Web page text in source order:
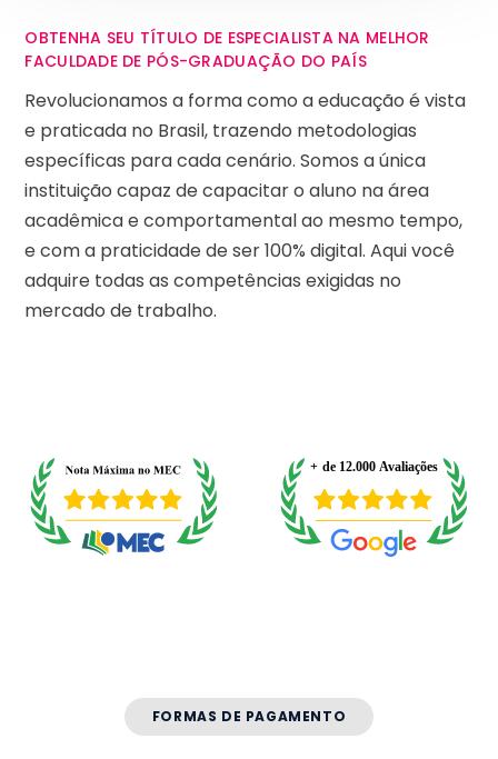
OBTENHA SEU TÍTULO DE ESPECIALISTA NA MELHOR
FACULDADE DE PÓS-GRADUAÇÃO DO PAÍS
Revolucionamos a forma como a educação é vista
e praticada no Brasil, trazendo metodologias
específicas para cada cenário. Somos a única
instituição capaz de capacitar o aluno na área
acadêmica e comportamental ao mesmo tempo,
e com a praticidade de ser 100% digital. Aqui você
adquire todas as competências exigidas no
mercado de trabalho.
FORMAS DE PAGAMENTO